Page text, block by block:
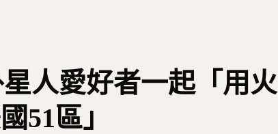
人愛好者一起「用火
51區」